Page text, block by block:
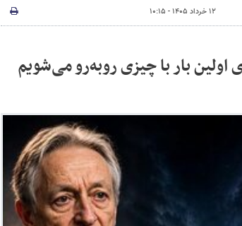
۱۲ خرداد ۱۴۰۵ - ۱۰:۱۵
اولین بار با چیزی روبه‌رو می‌شویم